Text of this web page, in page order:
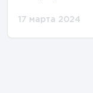
17 марта 2024